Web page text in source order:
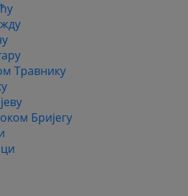
Травнику
Бријегу